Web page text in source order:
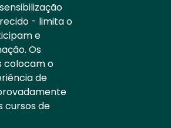
- limita o
e
Os
colocam o
de
cursos de